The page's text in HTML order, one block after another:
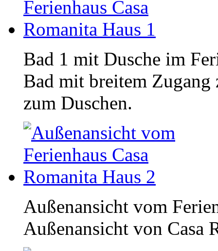
Bad 1 mit Dusche im
Bad mit breitem Zugang
zum Duschen.
Außenansicht vom
Außenansicht von Casa